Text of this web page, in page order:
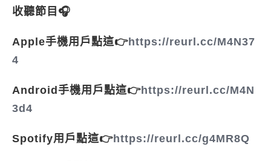
收聽節目🎧
Apple手機用戶點這👉https://reurl.cc/M4N37
4
Android手機用戶點這👉https://reurl.cc/M4N
3d4
Spotify用戶點這👉https://reurl.cc/g4MR8Q